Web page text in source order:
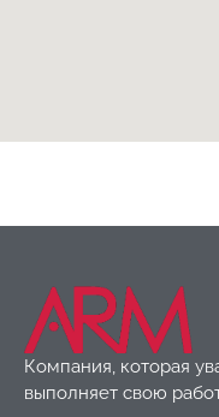
Компания, которая
выполняет свою